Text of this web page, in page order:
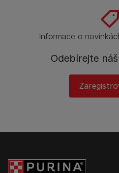
Informace o
Odebírejte